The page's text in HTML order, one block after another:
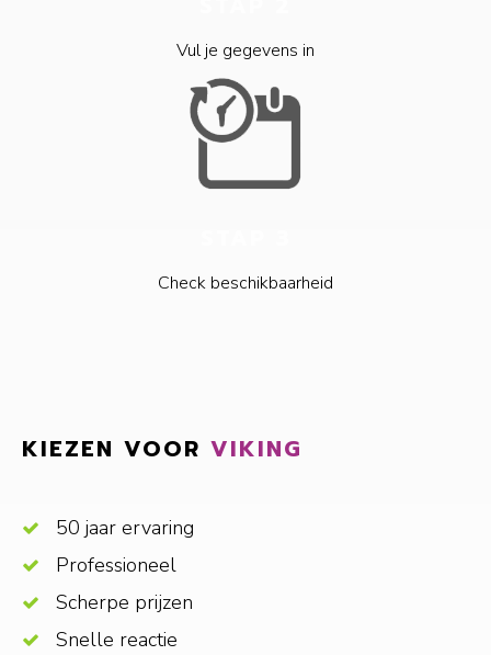
Vul je gegevens in
Check beschikbaarheid
KIEZEN VOOR VIKING
50 jaar ervaring
Professioneel
Scherpe prijzen
Snelle reactie